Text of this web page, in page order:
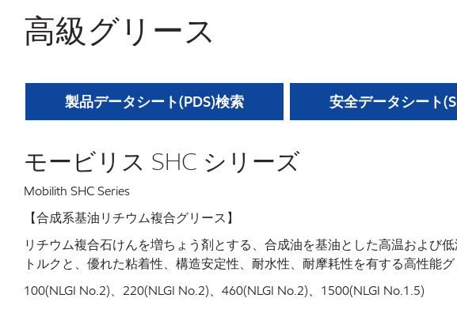
高級グリース
製品データシート(PDS)検索 安全データシート
モービリス SHC シリーズ
Mobilith SHC Series
【合成系基油リチウム複合グリース】
リチウム複合石けんを増ちょう剤とする、合成油を基油とした高温および
トルクと、優れた粘着性、構造安定性、耐水性、耐摩耗性を有する高性能グ
100(NLGI No.2)、220(NLGI No.2)、460(NLGI No.2)、1500(NLGI No.1.5)